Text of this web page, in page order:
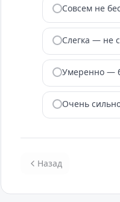
Совсем не
Слегка — не
Умеренно —
Очень
Назад